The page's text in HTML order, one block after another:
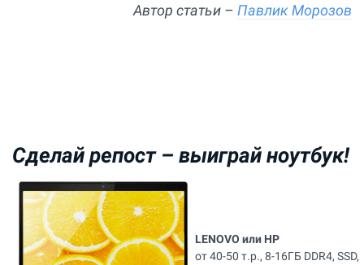
Автор статьи – Павлик Морозов
Сделай репост – выиграй ноутбук!
LENOVO или HP
от 40-50 т.р., 8-16ГБ DDR4, SSD,